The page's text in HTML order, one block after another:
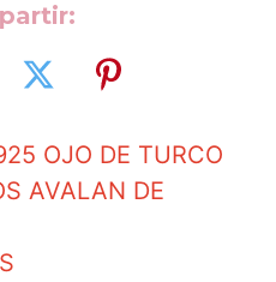
OJO DE TURCO
AVALAN DE